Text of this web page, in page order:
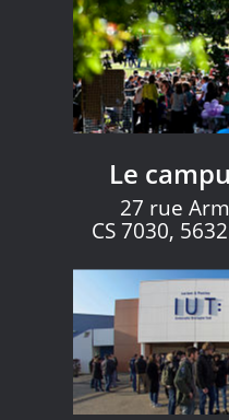
Le
27 rue
CS 7030,